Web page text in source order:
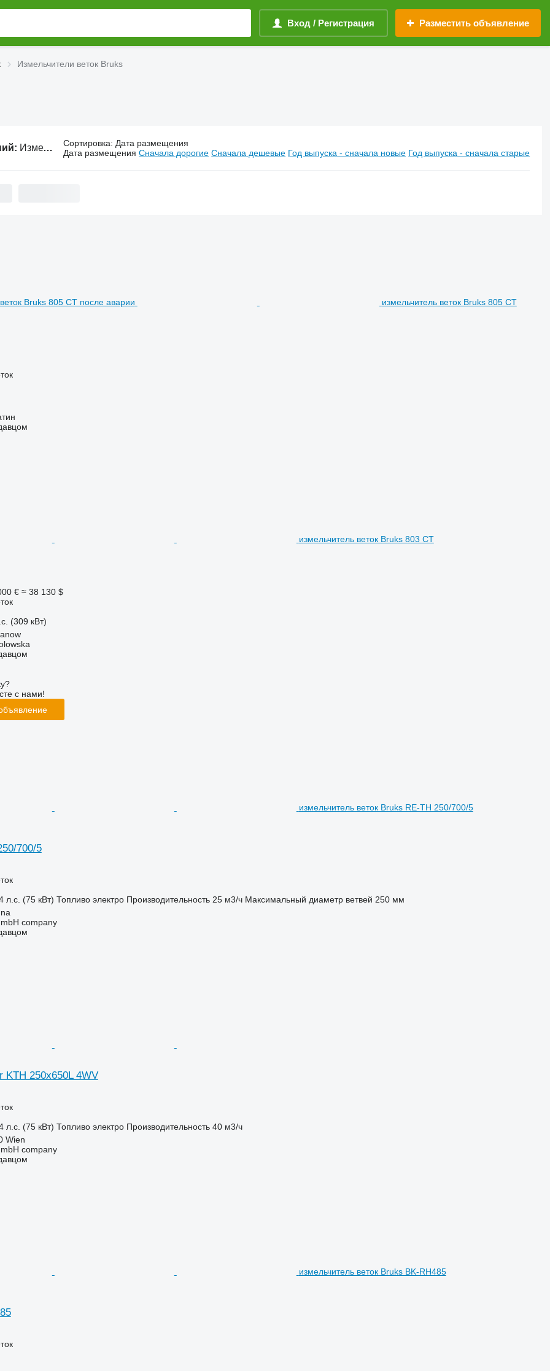
Вход / Регистрация Разместить объявление
Измельчители веток Bruks
Измельчители веток Bruks Сортировка: Дата размещения
Дата размещения Сначала дорогие Сначала дешевые Год выпуска - сначала новые Год выпуска - сначала старые
измельчитель веток Bruks 805 CT
измельчитель веток Bruks 803 CT
€ ≈ 38 130 $
(309 кВт)
с нами!
измельчитель веток Bruks RE-TH 250/700/5
700/5
л.с. (75 кВт) Топливо электро Производительность 25 м3/ч Максимальный диаметр ветвей 250 мм
company
KTH 250x650L 4WV
л.с. (75 кВт) Топливо электро Производительность 40 м3/ч
Wien
company
измельчитель веток Bruks BK-RH485